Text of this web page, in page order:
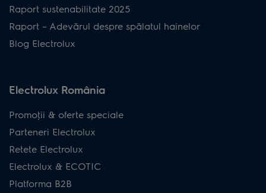
Raport sustenabilitate 2025
Raport – Adevărul despre spălatul hainelor
Blog Electrolux
Electrolux România
Promoţii & oferte speciale
Parteneri Electrolux
Retete Electrolux
Electrolux & ECOTIC
Platforma B2B